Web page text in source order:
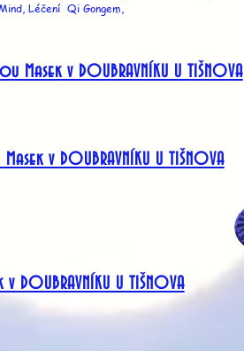
Léčení Qi Gongem,
Masek v DOUBRAVNÍKU U TIŠNOVA
DOUBRAVNÍKU U TIŠNOVA
v DOUBRAVNÍKU U TIŠNOVA